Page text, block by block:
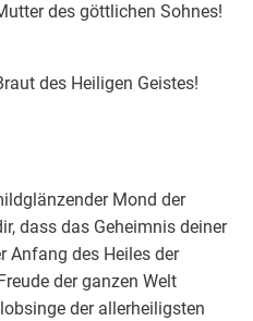
des göttlichen Sohnes!
des Heiligen Geistes!
Mond der
dass das Geheimnis deiner
Anfang des Heiles der
der ganzen Welt
der allerheiligsten